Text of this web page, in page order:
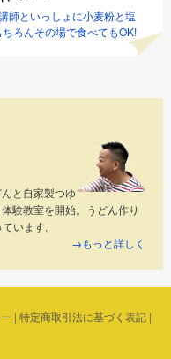
師といっしょに小麦粉と塩
ろんその場で食べてもOK!
と自家製つゆ
験教室を開始。うどん作り
います。
→もっと詳しく
| 特定商取引法に基づく表記|